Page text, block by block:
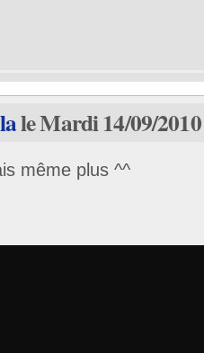
le Mardi 14/09/
même plus ^^